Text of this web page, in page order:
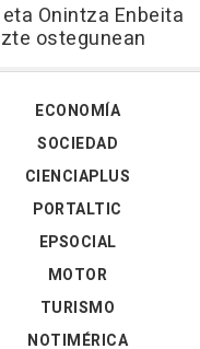
Onintza Enbeita
ostegunean
ECONOMÍA
SOCIEDAD
CIENCIAPLUS
PORTALTIC
EPSOCIAL
MOTOR
TURISMO
NOTIMÉRICA